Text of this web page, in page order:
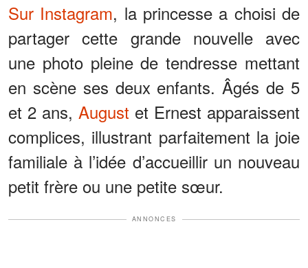
Sur Instagram, la princesse a choisi de
partager cette grande nouvelle avec
une photo pleine de tendresse mettant
en scène ses deux enfants. Âgés de 5
et 2 ans, August et Ernest apparaissent
complices, illustrant parfaitement la joie
familiale à l’idée d’accueillir un nouveau
petit frère ou une petite sœur.
ANNONCES